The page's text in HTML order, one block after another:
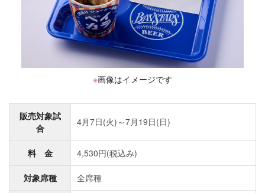
※画像はイメージです
販売対象試
合
4月7日(火)～7月19日(日)
料 金 4,530円(税込み)
対象席種 全席種